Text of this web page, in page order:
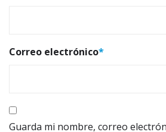
Correo electrónico*
Guarda mi nombre, correo